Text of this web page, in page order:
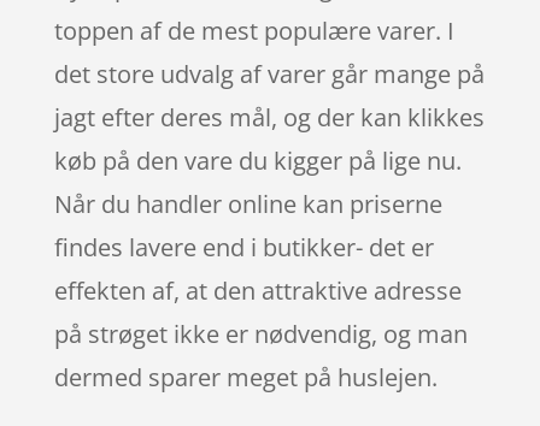
toppen af de mest populære varer. I
det store udvalg af varer går mange på
jagt efter deres mål, og der kan klikkes
køb på den vare du kigger på lige nu.
Når du handler online kan priserne
findes lavere end i butikker- det er
effekten af, at den attraktive adresse
på strøget ikke er nødvendig, og man
dermed sparer meget på huslejen.